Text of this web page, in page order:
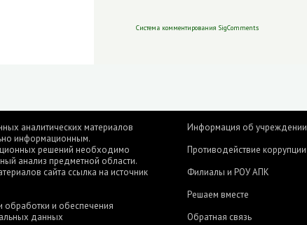
Система комментирования SigComments
аналитических материалов
информационным.
решений необходимо
анализ предметной области.
сайта ссылка на источник
обработки и обеспечения
данных
Информация об учреждении
Противодействие коррупции
Филиалы и РОУ АПК
Решаем вместе
Обратная связь